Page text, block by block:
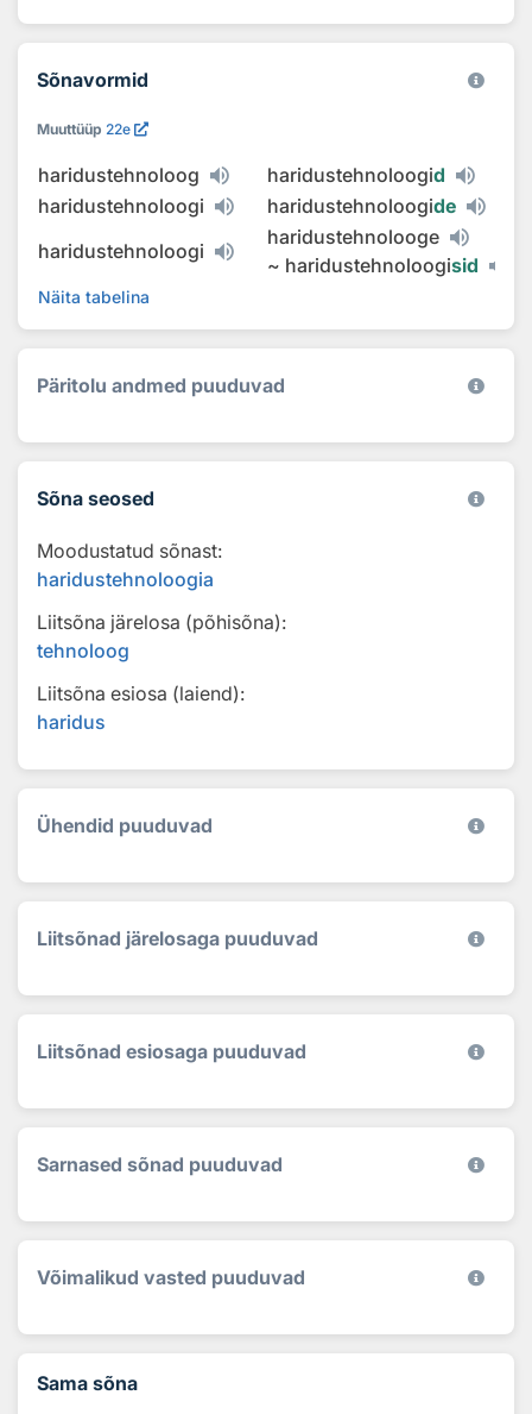
Sõnavormid
Muuttüüp 22e
haridustehnoloog haridustehnoloogid
haridustehnoloogi
haridustehnoloogide
haridustehnoloogi
haridustehnolooge
~ haridustehnoloogisid
Näita tabelina
Päritolu andmed puuduvad
Sõna seosed
Moodustatud sõnast:
haridustehnoloogia
Liitsõna järelosa (põhisõna):
tehnoloog
Liitsõna esiosa (laiend):
haridus
Ühendid puuduvad
Liitsõnad järelosaga puuduvad
Liitsõnad esiosaga puuduvad
Sarnased sõnad puuduvad
Võimalikud vasted puuduvad
Sama sõna